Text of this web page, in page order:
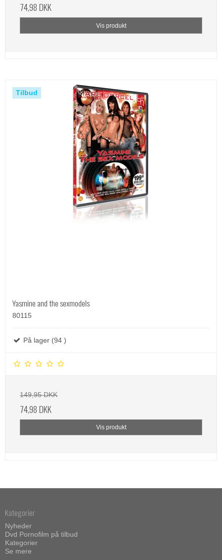
74,98 DKK
Vis produkt
Tilbud
Yasmine and the sexmodels
80115
På lager (94 )
149,95 DKK
74,98 DKK
Vis produkt
Kategorier
Nyheder
Dvd Pornofilm på tilbud
Kategorier
Se mere